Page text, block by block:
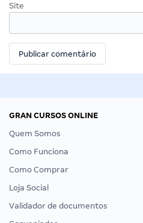
Site
GRAN CURSOS ONLINE
Quem Somos
Como Funciona
Como Comprar
Loja Social
Validador de documentos